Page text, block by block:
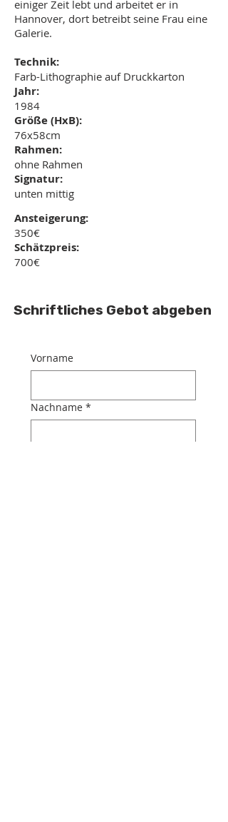
einiger Zeit lebt und arbeitet er in
Hannover, dort betreibt seine Frau eine
Galerie.
Technik:
Farb-Lithographie auf Druckkarton
Jahr:
1984
Größe (HxB):
76x58cm
Rahmen:
ohne Rahmen
Signatur:
unten mittig
Ansteigerung:
350€
Schätzpreis:
700€
Schriftliches Gebot abgeben
Vorname
Nachname *